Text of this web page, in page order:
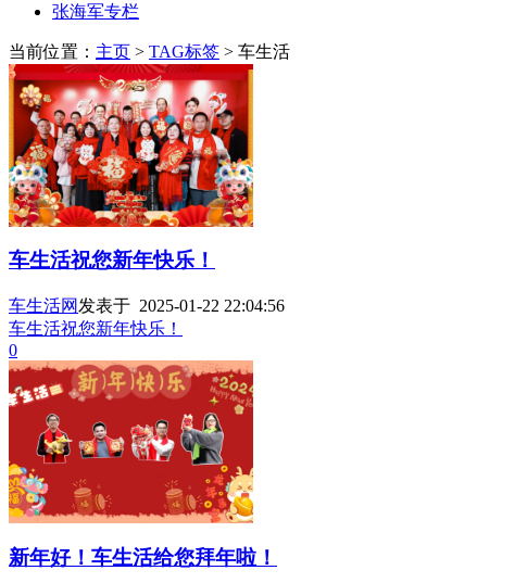
张海军专栏
当前位置： 主页 > TAG标签 > 车生活
车生活祝您新年快乐！
车生活网 发表于 2025-01-22 22:04:56
车生活祝您新年快乐！
0
新年好！车生活给您拜年啦！